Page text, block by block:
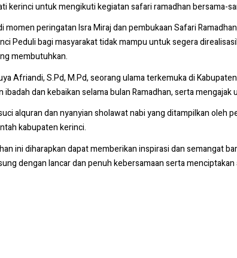
kerinci untuk mengikuti kegiatan safari ramadhan bersama-
peringatan Isra Miraj dan pembukaan Safari
Peduli bagi masyarakat tidak mampu untuk segera
membutuhkan.
Afriandi, S.Pd, M.Pd, seorang ulama terkemuka di
dan kebaikan selama bulan Ramadhan, serta
alquran dan nyanyian sholawat nabi yang ditampilkan oleh
kabupaten kerinci.
ini diharapkan dapat memberikan inspirasi dan semangat
dengan lancar dan penuh kebersamaan serta